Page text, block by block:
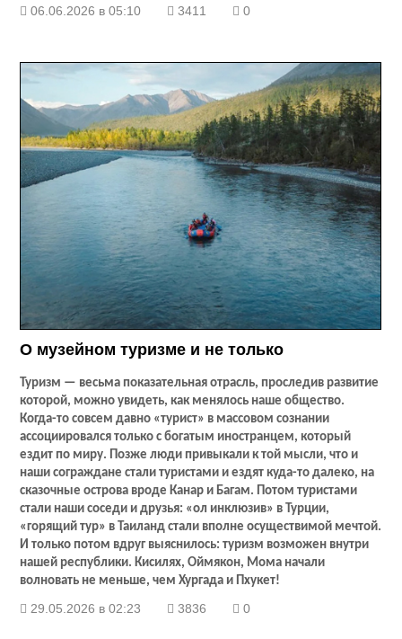
06.06.2026 в 05:10 3411 0
О музейном туризме и не только
Туризм — весьма показательная отрасль, проследив развитие
которой, можно увидеть, как менялось наше общество.
Когда-то совсем давно «турист» в массовом сознании
ассоциировался только с богатым иностранцем, который
ездит по миру. Позже люди привыкали к той мысли, что и
наши сограждане стали туристами и ездят куда-то далеко, на
сказочные острова вроде Канар и Багам. Потом туристами
стали наши соседи и друзья: «ол инклюзив» в Турции,
«горящий тур» в Таиланд стали вполне осуществимой мечтой.
И только потом вдруг выяснилось: туризм возможен внутри
нашей республики. Кисилях, Оймякон, Мома начали
волновать не меньше, чем Хургада и Пхукет!
29.05.2026 в 02:23 3836 0